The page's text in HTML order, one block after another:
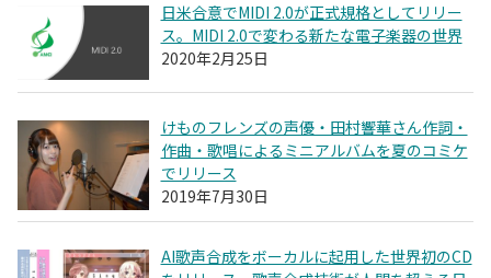
日米合意でMIDI 2.0が正式規格としてリリー
ス。MIDI 2.0で変わる新たな電子楽器の世界
2020年2月25日
けものフレンズの声優・田村響華さん作詞・
作曲・歌唱によるミニアルバムを夏のコミケ
でリリース
2019年7月30日
AI歌声合成をボーカルに起用した世界初のCD